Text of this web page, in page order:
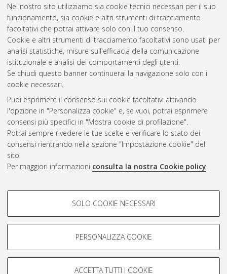
Nel nostro sito utilizziamo sia cookie tecnici necessari per il suo
funzionamento, sia cookie e altri strumenti di tracciamento
facoltativi che potrai attivare solo con il tuo consenso.
Cookie e altri strumenti di tracciamento facoltativi sono usati per
analisi statistiche, misure sull'efficacia della comunicazione
istituzionale e analisi dei comportamenti degli utenti.
Se chiudi questo banner continuerai la navigazione solo con i
cookie necessari.
Puoi esprimere il consenso sui cookie facoltativi attivando
l'opzione in "Personalizza cookie" e, se vuoi, potrai esprimere
consensi più specifici in "Mostra cookie di profilazione".
Potrai sempre rivedere le tue scelte e verificare lo stato dei
consensi rientrando nella sezione "Impostazione cookie" del
sito.
Per maggiori informazioni consulta la nostra Cookie policy.
COOKIE DI PROFILAZIONE -
Si tratta di cookie utilizzati per analizzare le caratteristiche della
navigazione degli utenti, creare profili in base al loro comportamento
Mostra cookie di profilazione
SOLO COOKIE NECESSARI
PERSONALIZZA COOKIE
ACCETTA TUTTI I COOKIE
Abstract
Altri metadati
Gestione del documento:
Atom
Rss 1.0
Rss 2.0
AMS Laurea
Impostazioni Cookie
Informativa sulla privacy
Condizioni d’uso del sito